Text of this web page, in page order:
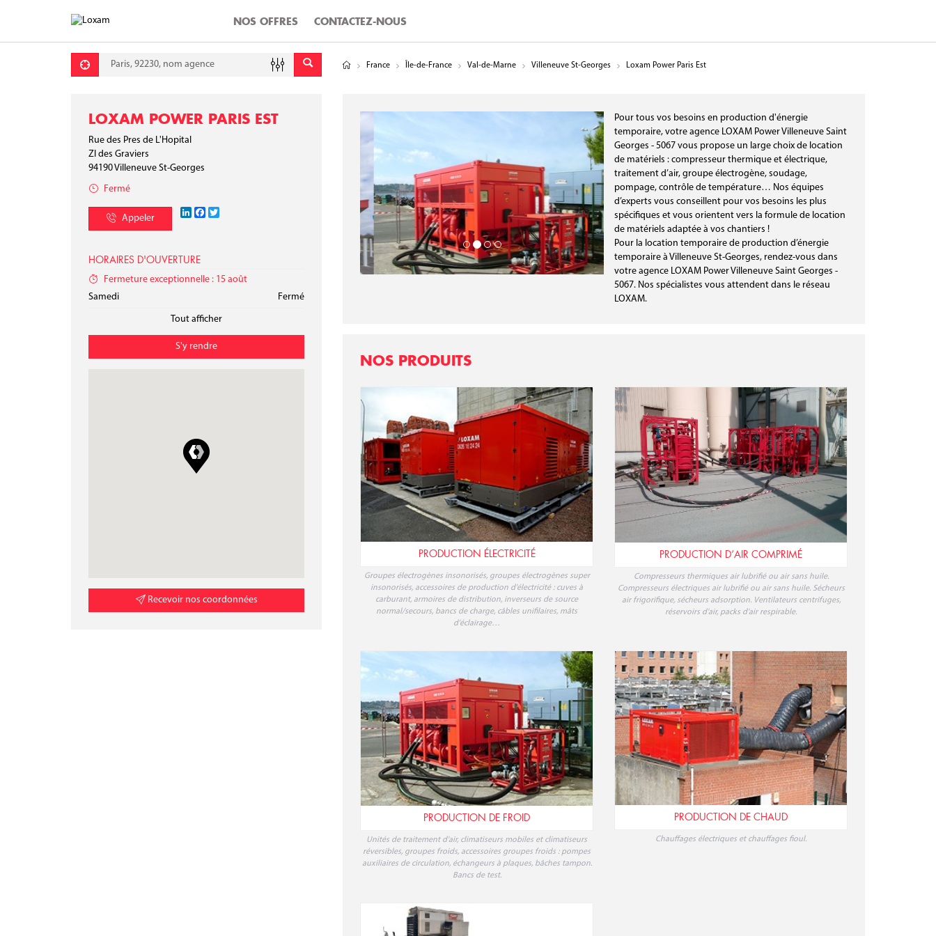
NOS OFFRES CONTACTEZ-NOUS
Requête Latitude
Longitude
France Île-de-France Val-de-Marne Villeneuve St-Georges Loxam Power Paris Est
LOXAM POWER PARIS EST
Rue des Pres de L'Hopital
ZI des Graviers
94190Villeneuve St-Georges
Fermé
Appeler
LinkedInFacebook
HORAIRES D'OUVERTURE
Fermeture exceptionnelle : 15 août
Lundi
13:30 - 17:30
Mardi 13:30 - 17:30
Mercredi 13:30 - 17:30
Jeudi 13:30 - 17:30
Vendredi 13:30 - 17:30
Samedi
Fermé
Tout afficher
S'y rendre
Recevoir nos coordonnées
Pour tous vos besoins en production d'énergie
temporaire, votre agence LOXAM Power Villeneuve Saint
Georges - 5067 vous propose un large choix de location
de matériels : compresseur thermique et électrique,
traitement d’air, groupe électrogène, soudage,
pompage, contrôle de température… Nos équipes
d’experts vous conseillent pour vos besoins les plus
spécifiques et vous orientent vers la formule de location
de matériels adaptée à vos chantiers !
Pour la location temporaire de production d’énergie
temporaire à Villeneuve St-Georges, rendez-vous dans
votre agence LOXAM Power Villeneuve Saint Georges -
5067. Nos spécialistes vous attendent dans le réseau
LOXAM.
NOS PRODUITS
PRODUCTION ÉLECTRICITÉ
Groupes électrogènes insonorisés, groupes électrogènes super
insonorisés, accessoires de production d'électricité : cuves à
carburant, armoires de distribution, inverseurs de source
normal/secours, bancs de charge, câbles unifilaires, mâts
d'éclairage…
PRODUCTION D’AIR COMPRIMÉ
Compresseurs thermiques air lubrifié ou air sans huile.
Compresseurs électriques air lubrifié ou air sans huile. Sécheurs
air frigorifique, sécheurs adsorption. Ventilateurs centrifuges,
réservoirs d'air, packs d'air respirable.
PRODUCTION DE FROID
Unités de traitement d'air, climatiseurs mobiles et climatiseurs
réversibles, groupes froids, accessoires groupes froids : pompes
auxiliaires de circulation, échangeurs à plaques, bâches tampon.
Bancs de test.
PRODUCTION DE CHAUD
Chauffages électriques et chauffages fioul.